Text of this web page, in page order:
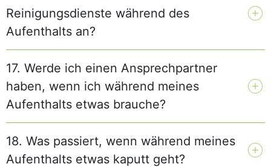
Reinigungsdienste während des
Aufenthalts an?
17. Werde ich einen Ansprechpartner
haben, wenn ich während meines
Aufenthalts etwas brauche?
18. Was passiert, wenn während meines
Aufenthalts etwas kaputt geht?